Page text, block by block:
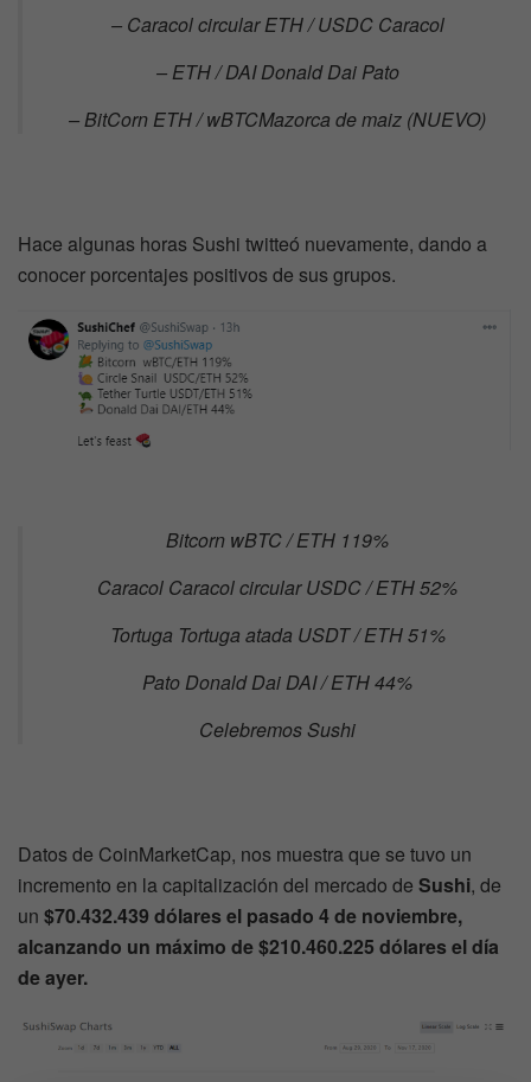
– Caracol circular ETH / USDC Caracol
– ETH / DAI Donald Dai Pato
– BitCorn ETH / wBTCMazorca de maiz (NUEVO)
Hace algunas horas Sushi twitteó nuevamente, dando a
conocer porcentajes positivos de sus grupos.
Bitcorn wBTC / ETH 119%
Caracol Caracol circular USDC / ETH 52%
Tortuga Tortuga atada USDT / ETH 51%
Pato Donald Dai DAI / ETH 44%
Celebremos Sushi
Datos de CoinMarketCap, nos muestra que se tuvo un
incremento en la capitalización del mercado de Sushi, de
un $70.432.439 dólares el pasado 4 de noviembre,
alcanzando un máximo de $210.460.225 dólares el día
de ayer.